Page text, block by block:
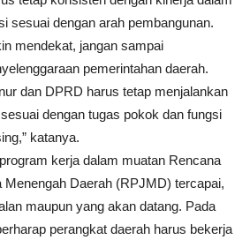
sesuai dengan arah pembangunan.
mendekat, jangan sampai
pemerintahan daerah.
dan DPRD harus tetap menjalankan
dengan tugas pokok dan fungsi
katanya.
kerja dalam muatan Rencana
Menengah Daerah (RPJMD) tercapai,
maupun yang akan datang. Pada
perangkat daerah harus bekerja